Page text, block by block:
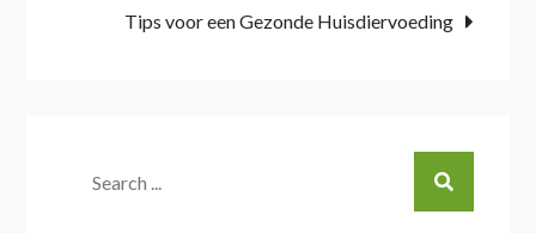
Tips voor een Gezonde Huisdiervoeding